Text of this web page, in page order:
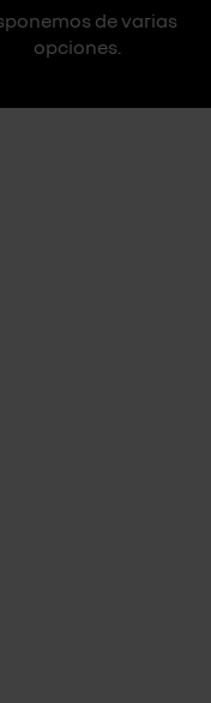
de varias
opciones.